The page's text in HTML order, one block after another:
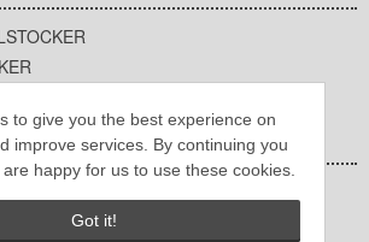
to give you the best experience on
improve services. By continuing you
happy for us to use these cookies.
Got it!